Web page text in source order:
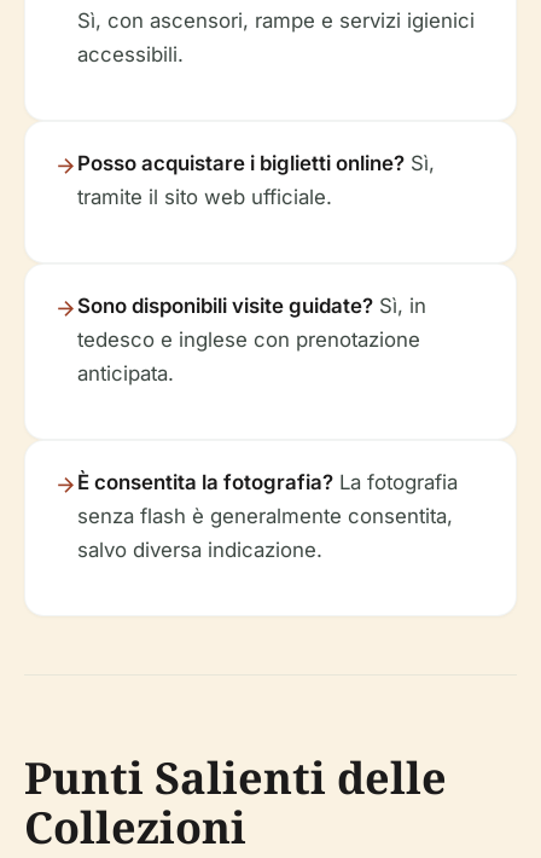
Sì, con ascensori, rampe e servizi igienici
accessibili.
Posso acquistare i biglietti online? Sì,
tramite il sito web ufficiale.
Sono disponibili visite guidate? Sì, in
tedesco e inglese con prenotazione
anticipata.
È consentita la fotografia? La fotografia
senza flash è generalmente consentita,
salvo diversa indicazione.
Punti Salienti delle
Collezioni